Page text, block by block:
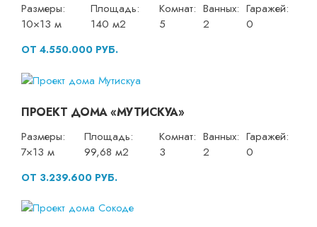
Размеры:
10×13 м
Площадь:
140 м2
Комнат:
5
Ванных:
2
Гаражей:
0
ОТ 4.550.000 РУБ.
ПРОЕКТ ДОМА «МУТИСКУА»
Размеры:
7×13 м
Площадь:
99,68 м2
Комнат:
3
Ванных:
2
Гаражей:
0
ОТ 3.239.600 РУБ.